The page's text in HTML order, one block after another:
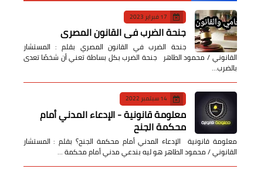
17 فبراير 2023
جنحة الضرب في القانون المصري
جنحة الضرب في القانون المصري بقلم : المستشار
القانوني / محمود الطاهر جنحة الضرب بكل بساطة تعني أن شخصًا تعدى
بالضرب…
14 سبتمبر 2022
معلومة قانونية - الإدعاء المدني أمام
محكمة الجنح
معلومة قانونية الإدعاء المدني أمام محكمة الجنح؟ بقلم : المستشار
القانوني / محمود الطاهر هو ليه بندعي مدني أمام محكمة …